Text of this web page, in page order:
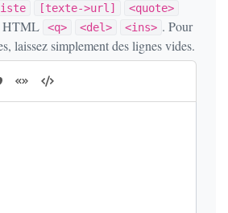
[texte->url]
<quote>
HTML <q> <del> <ins> . Pour
laissez simplement des lignes vides.